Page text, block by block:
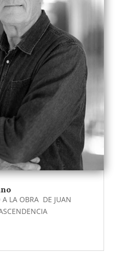
LA OBRA DE JUAN